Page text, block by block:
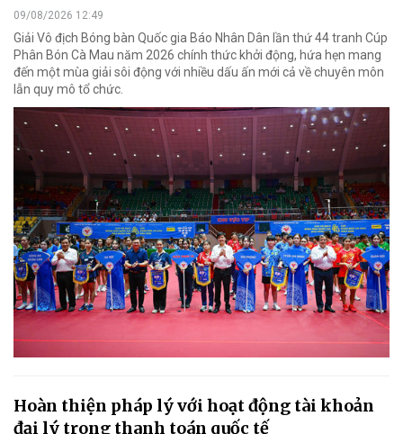
09/08/2026 12:49
Giải Vô địch Bóng bàn Quốc gia Báo Nhân Dân lần thứ 44 tranh Cúp
Phân Bón Cà Mau năm 2026 chính thức khởi động, hứa hẹn mang
đến một mùa giải sôi động với nhiều dấu ấn mới cả về chuyên môn
lẫn quy mô tổ chức.
Hoàn thiện pháp lý với hoạt động tài khoản
đại lý trong thanh toán quốc tế